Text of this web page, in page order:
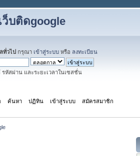
ว็บติดgoogle
ทั่วไป กรุณา เข้าสู่ระบบ หรือ ลงทะเบียน
หัสผ่าน และระยะเวลาในเซสชั่น
ค้นหา ปฏิทิน เข้าสู่ระบบ สมัครสมาชิก